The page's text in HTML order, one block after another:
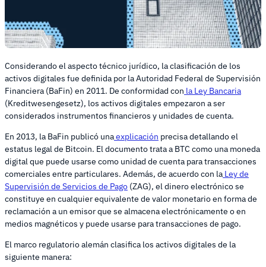
Considerando el aspecto técnico jurídico, la clasificación de los
activos digitales fue definida por la Autoridad Federal de Supervisión
Financiera (BaFin) en 2011. De conformidad con la Ley Bancaria
(Kreditwesengesetz), los activos digitales empezaron a ser
considerados instrumentos financieros y unidades de cuenta.
En 2013, la BaFin publicó unaexplicación precisa detallando el
estatus legal de Bitcoin. El documento trata a BTC como una moneda
digital que puede usarse como unidad de cuenta para transacciones
comerciales entre particulares. Además, de acuerdo con la Ley de
Supervisión de Servicios de Pago (ZAG), el dinero electrónico se
constituye en cualquier equivalente de valor monetario en forma de
reclamación a un emisor que se almacena electrónicamente o en
medios magnéticos y puede usarse para transacciones de pago.
El marco regulatorio alemán clasifica los activos digitales de la
siguiente manera: